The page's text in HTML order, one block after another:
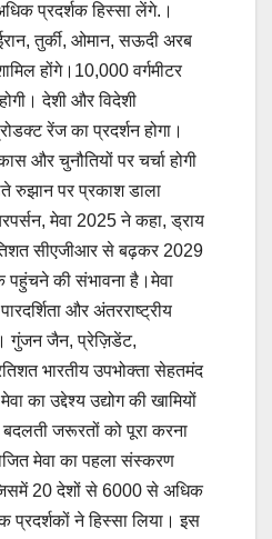
प्रदर्शक हिस्सा लेंगे.।
तुर्की, ओमान, सऊदी अरब
होंगे।10,000 वर्गमीटर
देशी और विदेशी
रेंज का प्रदर्शन होगा।
और चुनौतियों पर चर्चा होगी
रुझान पर प्रकाश डाला
मेवा 2025 ने कहा, ड्राय
सीएजीआर से बढ़कर 2029
की संभावना है।मेवा
और अंतरराष्ट्रीय
गुंजन जैन, प्रेज़िडेंट,
भारतीय उपभोक्ता सेहतमंद
का उद्देश्य उद्योग की खामियों
जरूरतों को पूरा करना
मेवा का पहला संस्करण
20 देशों से 6000 से अधिक
ने हिस्सा लिया। इस